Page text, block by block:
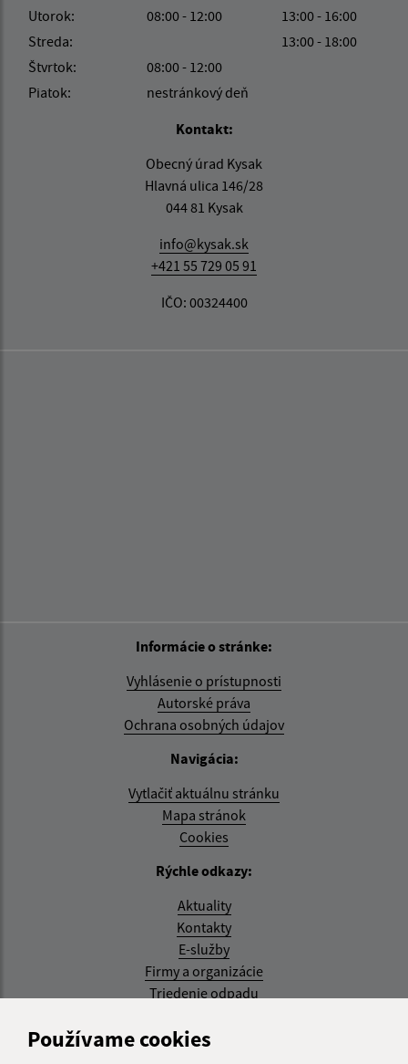
Používame cookies
Utorok:
08:00 - 12:00
13:00 - 16:00
Streda:
13:00 - 18:00
Štvrtok:
08:00 - 12:00
Piatok:
nestránkový deň
Kontakt:
Obecný úrad Kysak
Hlavná ulica 146/28
044 81 Kysak
info@kysak.sk
+421 55 729 05 91
IČO: 00324400
Informácie o stránke:
Vyhlásenie o prístupnosti
Autorské práva
Ochrana osobných údajov
Navigácia:
Vytlačiť aktuálnu stránku
Mapa stránok
Cookies
Rýchle odkazy:
Aktuality
Kontakty
E-služby
Firmy a organizácie
Triedenie odpadu
Aktualizované: